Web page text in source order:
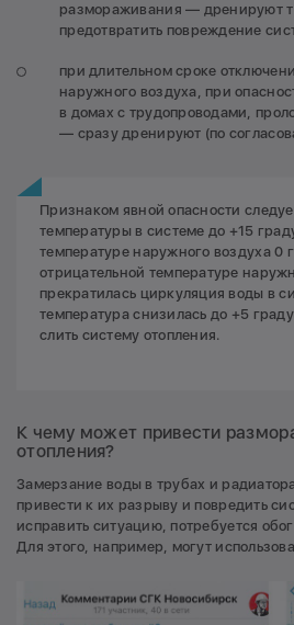
размораживания — дренируют
предотвратить повреждение
при длительном сроке
наружного воздуха, при
в домах с трудопроводами,
— сразу дренируют (по
Признаком явной опасности
температуры в системе до +15
температуре наружного воздуха 0
отрицательной температуре
прекратилась циркуляция воды в
температура снизилась до +5
слить систему отопления.
К чему может привести
отопления?
Замерзание воды в трубах и
привести к их разрыву и повредить
исправить ситуацию, потребуется
Для этого, например, могут